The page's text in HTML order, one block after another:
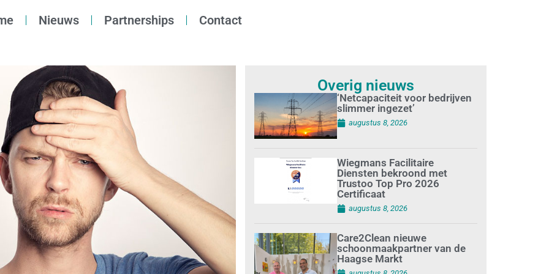
Nieuws Partnerships Contact
Overig nieuws
‘Netcapaciteit voor bedrijven
slimmer ingezet’
augustus 8, 2026
Wiegmans Facilitaire
Diensten bekroond met
Trustoo Top Pro 2026
Certificaat
augustus 8, 2026
Care2Clean nieuwe
schoonmaakpartner van de
Haagse Markt